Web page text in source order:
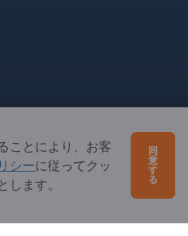
ことにより、お客
シーに従ってクッ
します。
同
意
す
る